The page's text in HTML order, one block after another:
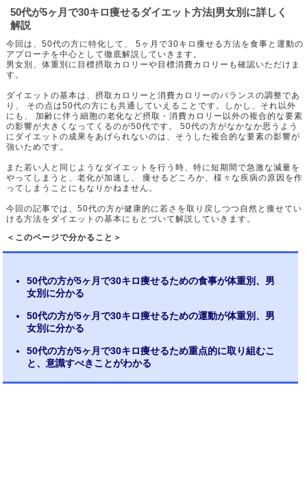
50代が5ヶ月で30キロ痩せるダイエット方法|男女別に詳しく
解説
今回は、50代の方に特化して、 5ヶ月で30キロ痩せる方法を食事と運動の
アプローチを中心として徹底解説していきます。
男女別、体重別に目標摂取カロリーや目標消費カロリーも確認いただけま
す。
ダイエットの基本は、摂取カロリーと消費カロリーのバランスの調整であ
り、 その点は50代の方にも共通していえることです。しかし、それ以外
にも、 加齢に伴う細胞の老化など摂取・消費カロリー以外の複合的な要素
の影響が大きくなってくるのが50代です。 50代の方がなかなか思うよう
にダイエットの成果をあげられないのは、そうした複合的な要素の影響が
強いためです。
また若い人と同じようなダイエットを行う時、特に短期間で急激な減量を
やってしまうと、老化が加速し、 痩せるどころか、様々な疾病の原因を作
ってしまうことにもなりかねません。
今回の記事では、50代の方が健康的に若さを取り戻しつつ自然と痩せてい
ける方法をダイエットの基本にもとづいて解説していきます。
＜このページで分かること＞
50代の方が5ヶ月で30キロ痩せるための食事が体重別、男
女別に分かる
50代の方が5ヶ月で30キロ痩せるための運動が体重別、男
女別に分かる
50代の方が5ヶ月で30キロ痩せるため重点的に取り組むこ
と、意識すべきことがわかる